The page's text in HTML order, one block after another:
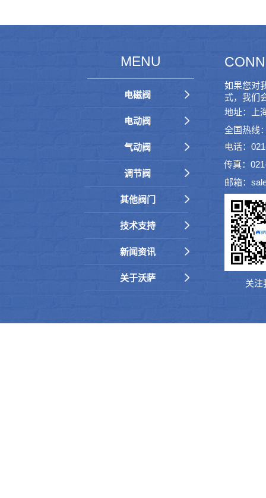
MENU
电磁阀
电动阀
气动阀
调节阀
其他阀门
技术支持
新闻资讯
关于沃萨
如果您对
式，我们
地址：上
全国热线
关注
电话：
传真：
邮箱：